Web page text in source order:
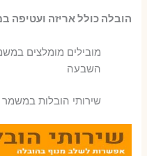
הובלה כולל אריזה
‫מובילים מומלצים
השבעה
שירותי הובלות